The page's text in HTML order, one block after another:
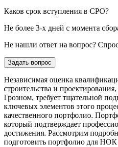
Каков срок вступления в СРО?
Не более 3-х дней с момента
Не нашли ответ на вопрос?
Задать вопрос
Независимая оценка
строительства и
Грозном, требует тщательной
ключевых элементов этого
качественного портфолио.
который подтверждает
достижения. Рассмотрим
подготовить портфолио для